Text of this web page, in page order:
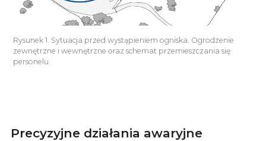
Rysunek 1. Sytuacja przed wystąpieniem ogniska. Ogrodzenie
zewnętrzne i wewnętrzne oraz schemat przemieszczania się
personelu.
Precyzyjne działania awaryjne